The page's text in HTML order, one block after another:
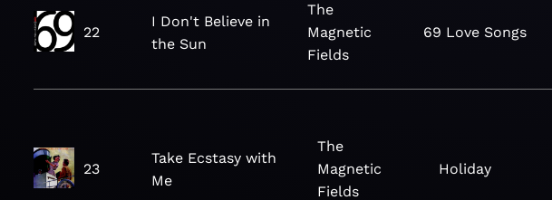
22
I Don't Believe in
the Sun
The
Magnetic
Fields
69 Love Songs
23
Take Ecstasy with
Me
The
Magnetic
Fields
Holiday